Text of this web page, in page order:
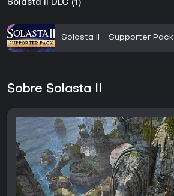
Solasta II DLC (1)
Solasta II - Supporter Pack
Sobre Solasta II